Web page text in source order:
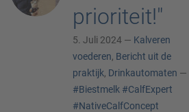
prioriteit!"
5. Juli 2024 — Kalveren
voederen, Bericht uit de
praktijk, Drinkautomaten —
#Biestmelk #CalfExpert
#NativeCalfConcept